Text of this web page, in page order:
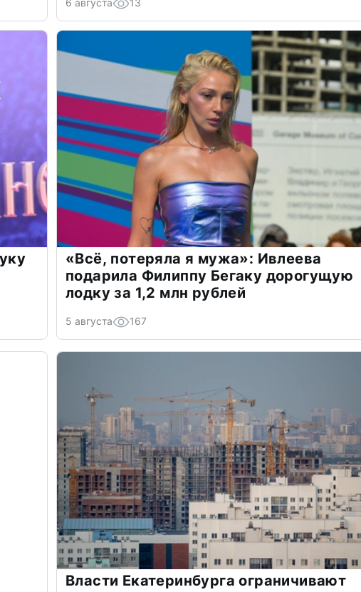
«Всё, потеряла я мужа»: Ивлеева
подарила Филиппу Бегаку дорогущую
лодку за 1,2 млн рублей
5 августа 167
Власти Екатеринбурга ограничивают